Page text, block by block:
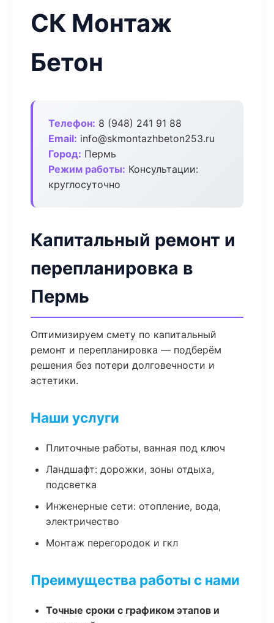
СК Монтаж
Бетон
Телефон: 8 (948) 241 91 88
Email: info@skmontazhbeton253.ru
Город: Пермь
Режим работы: Консультации:
круглосуточно
Капитальный ремонт и
перепланировка в
Пермь
Оптимизируем смету по капитальный
ремонт и перепланировка — подберём
решения без потери долговечности и
эстетики.
Наши услуги
Плиточные работы, ванная под ключ
Ландшафт: дорожки, зоны отдыха,
подсветка
Инженерные сети: отопление, вода,
электричество
Монтаж перегородок и гкл
Преимущества работы с нами
Точные сроки с графиком этапов и